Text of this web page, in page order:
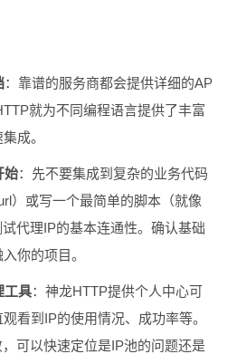
：靠谱的服务商都会提供详细的AP
就为不同编程语言提供了丰富
成。
始：先不要集成到复杂的业务代码
）或写一个最简单的脚本（就像
试代理IP的基本连通性。确认基础
你的项目。
工具：神龙HTTP提供个人中心可
看到IP的使用情况、成功率等。
可以快速定位是IP池的问题还是